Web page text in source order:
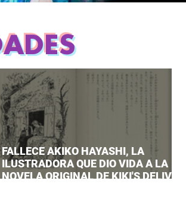
FALLECE AKIKO HAYASHI, LA
ILUSTRADORA QUE DIO VIDA A LA
NOVELA ORIGINAL DE KIKI'S DELIVERY